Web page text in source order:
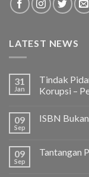
LATEST NEWS
31
Jan
Tindak
Korupsi –
09
Sep
ISBN
09
Sep
Tantangan